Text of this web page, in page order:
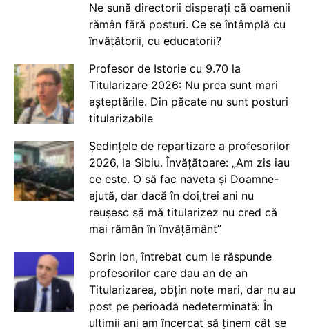
Ne sună directorii disperați că oamenii
rămân fără posturi. Ce se întâmplă cu
învățătorii, cu educatorii?
Profesor de Istorie cu 9.70 la
Titularizare 2026: Nu prea sunt mari
așteptările. Din păcate nu sunt posturi
titularizabile
Ședințele de repartizare a profesorilor
2026, la Sibiu. Învățătoare: „Am zis iau
ce este. O să fac naveta și Doamne-
ajută, dar dacă în doi,trei ani nu
reușesc să mă titularizez nu cred că
mai rămân în învățământ”
Sorin Ion, întrebat cum le răspunde
profesorilor care dau an de an
Titularizarea, obțin note mari, dar nu au
post pe perioadă nedeterminată: În
ultimii ani am încercat să ținem cât se